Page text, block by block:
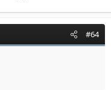
#64